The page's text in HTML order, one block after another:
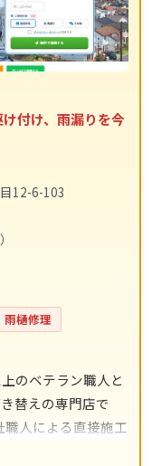
付け、雨漏りを今
12-6-103
雨樋修理
のベテラン職人と
替えの専門店で
人による直接施工
/枚、屋根カバー